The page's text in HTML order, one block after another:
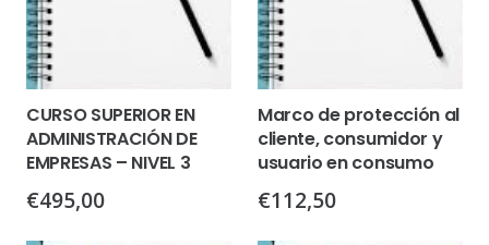
CURSO SUPERIOR EN
ADMINISTRACIÓN DE
EMPRESAS – NIVEL 3
€495,00
Marco de protección al
cliente, consumidor y
usuario en consumo
€112,50